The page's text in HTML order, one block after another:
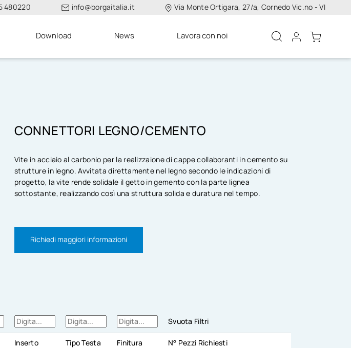
480220 info@borgaitalia.it Via Monte Ortigara, 27/a, Cornedo Vic.no - VI
Download News Lavora con noi
CONNETTORI LEGNO/CEMENTO
Vite in acciaio al carbonio per la realizzaione di cappe collaboranti in cemento su
strutture in legno. Avvitata direttamente nel legno secondo le indicazioni di
progetto, la vite rende solidale il getto in gemento con la parte lignea
sottostante, realizzando così una struttura solida e duratura nel tempo.
Richiedi maggiori informazioni
Svuota Filtri
Inserto Tipo Testa Finitura N° Pezzi Richiesti